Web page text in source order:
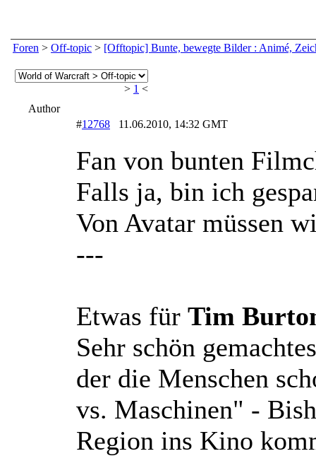
Foren > Off-topic > [Offtopic] Bunte, bewegte Bilder : Animé,
> 1 <
Author
#12768 11.06.2010, 14:32 GMT
Fan von bunten
Falls ja, bin ich
Von Avatar müssen
---
Etwas für Tim
Sehr schön
der die Menschen
vs. Maschinen" -
Region ins Kino